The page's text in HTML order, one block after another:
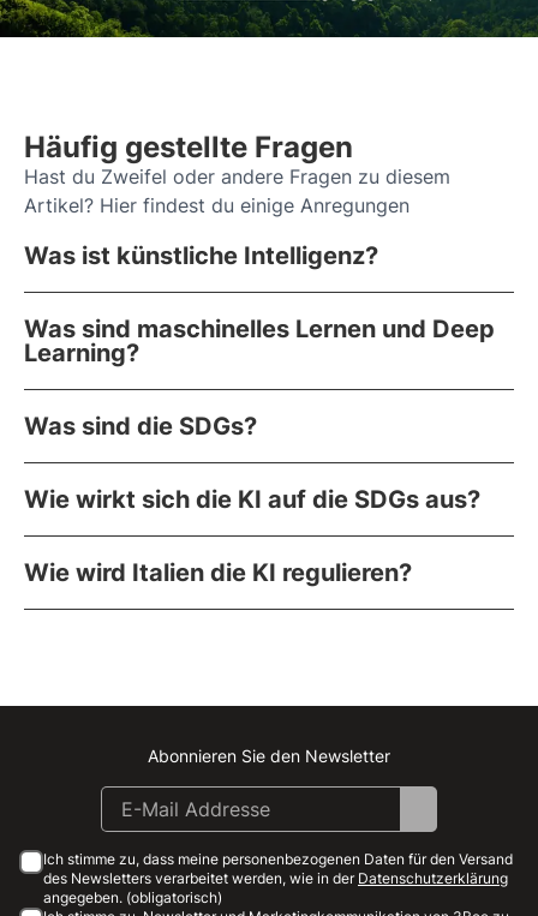
Häufig gestellte Fragen
Hast du Zweifel oder andere Fragen zu diesem
Artikel? Hier findest du einige Anregungen
Was ist künstliche Intelligenz?
Was sind maschinelles Lernen und Deep
Learning?
Was sind die SDGs?
Wie wirkt sich die KI auf die SDGs aus?
Wie wird Italien die KI regulieren?
Instagram
Facebook
Linkedin
Youtube
Abonnieren Sie den Newsletter
Ich stimme zu, dass meine personenbezogenen Daten für den Versand
des Newsletters verarbeitet werden, wie in der Datenschutzerklärung
angegeben. (obligatorisch)